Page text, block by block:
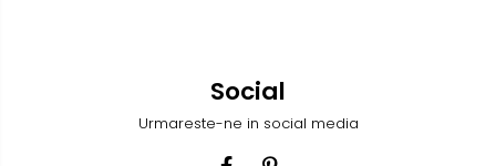
Social
Urmareste-ne in social media